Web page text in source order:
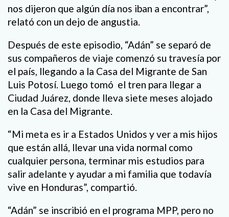
nos dijeron que algún día nos iban a encontrar”,
relató con un dejo de angustia.
Después de este episodio, “Adán” se separó de
sus compañeros de viaje comenzó su travesía por
el país, llegando a la Casa del Migrante de San
Luis Potosí. Luego tomó el tren para llegar a
Ciudad Juárez, donde lleva siete meses alojado
en la Casa del Migrante.
“Mi meta es ir a Estados Unidos y ver a mis hijos
que están allá, llevar una vida normal como
cualquier persona, terminar mis estudios para
salir adelante y ayudar a mi familia que todavía
vive en Honduras”, compartió.
“Adán” se inscribió en el programa MPP, pero no